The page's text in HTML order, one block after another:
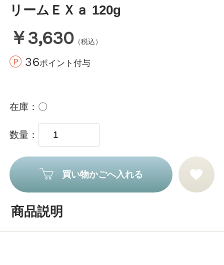
リームＥＸａ 120g
￥3,630 （税込）
36ポイント付与
在庫 〇
数量
買い物かごへ入れる
商品説明